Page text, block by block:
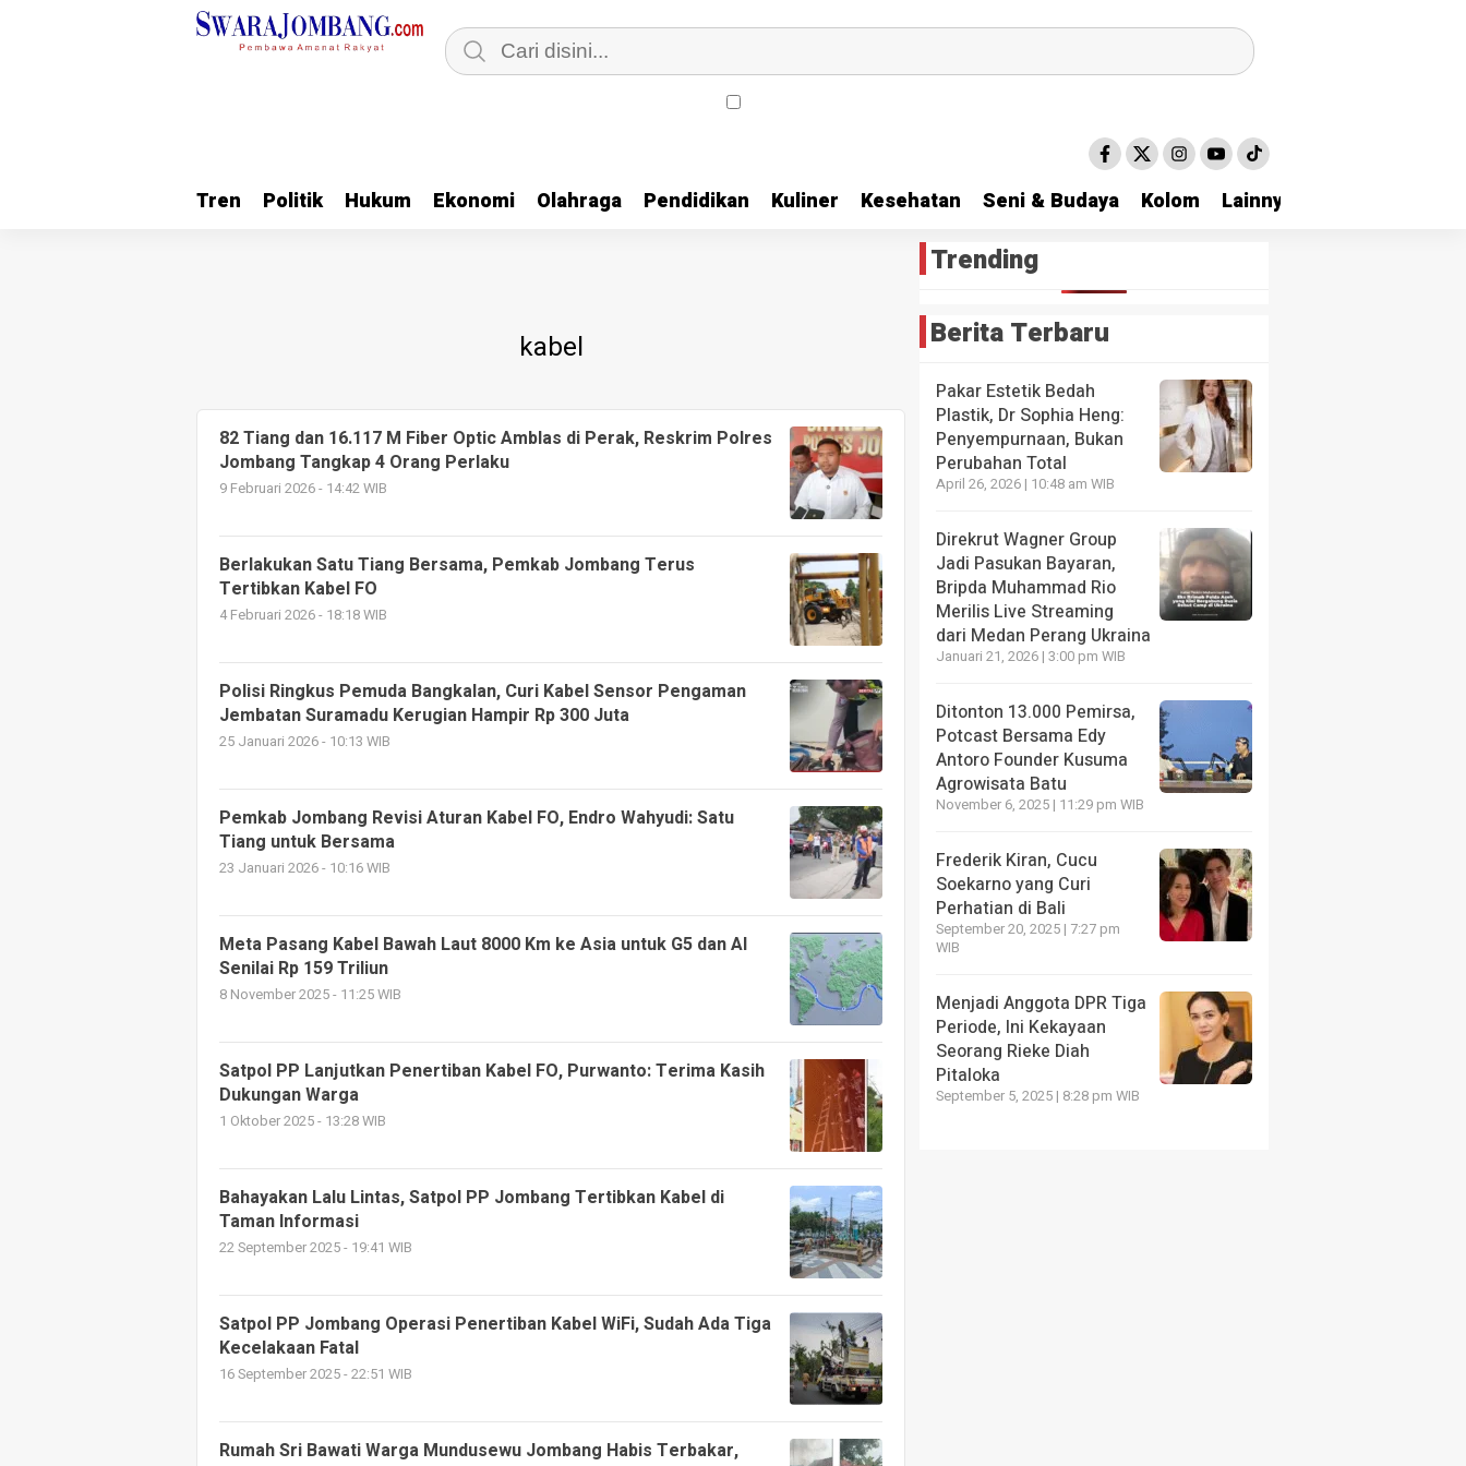
Tren Politik Hukum Ekonomi Olahraga Pendidikan Kuliner Kesehatan Seni & Budaya Kolom Lainnya
kabel
82 Tiang dan 16.117 M Fiber Optic Amblas di Perak, Reskrim Polres
Jombang Tangkap 4 Orang Perlaku
9 Februari 2026 - 14:42 WIB
Berlakukan Satu Tiang Bersama, Pemkab Jombang Terus
Tertibkan Kabel FO
4 Februari 2026 - 18:18 WIB
Polisi Ringkus Pemuda Bangkalan, Curi Kabel Sensor Pengaman
Jembatan Suramadu Kerugian Hampir Rp 300 Juta
25 Januari 2026 - 10:13 WIB
Pemkab Jombang Revisi Aturan Kabel FO, Endro Wahyudi: Satu
Tiang untuk Bersama
23 Januari 2026 - 10:16 WIB
Meta Pasang Kabel Bawah Laut 8000 Km ke Asia untuk G5 dan AI
Senilai Rp 159 Triliun
8 November 2025 - 11:25 WIB
Satpol PP Lanjutkan Penertiban Kabel FO, Purwanto: Terima Kasih
Dukungan Warga
1 Oktober 2025 - 13:28 WIB
Bahayakan Lalu Lintas, Satpol PP Jombang Tertibkan Kabel di
Taman Informasi
22 September 2025 - 19:41 WIB
Satpol PP Jombang Operasi Penertiban Kabel WiFi, Sudah Ada Tiga
Kecelakaan Fatal
16 September 2025 - 22:51 WIB
Rumah Sri Bawati Warga Mundusewu Jombang Habis Terbakar,
Trending
Berita Terbaru
Pakar Estetik Bedah
Plastik, Dr Sophia Heng:
Penyempurnaan, Bukan
Perubahan Total
April 26, 2026 | 10:48 am WIB
Direkrut Wagner Group
Jadi Pasukan Bayaran,
Bripda Muhammad Rio
Merilis Live Streaming
dari Medan Perang Ukraina
Januari 21, 2026 | 3:00 pm WIB
Ditonton 13.000 Pemirsa,
Potcast Bersama Edy
Antoro Founder Kusuma
Agrowisata Batu
November 6, 2025 | 11:29 pm WIB
Frederik Kiran, Cucu
Soekarno yang Curi
Perhatian di Bali
September 20, 2025 | 7:27 pm
WIB
Menjadi Anggota DPR Tiga
Periode, Ini Kekayaan
Seorang Rieke Diah
Pitaloka
September 5, 2025 | 8:28 pm WIB